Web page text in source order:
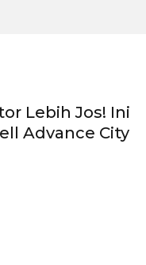
Lebih Jos! Ini
Advance City